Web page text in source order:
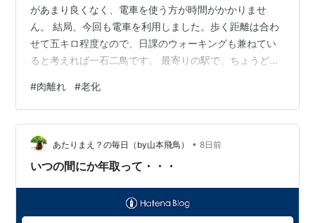
があまり良くなく、電車を使う方が時間がかかりませ
ん。 結局、今回も電車を利用しました。歩く距離は合わ
せて五キロ程度なので、日課のウォーキングも兼ねてい
ると考えれば一石二鳥です。 最寄りの駅で、ちょうど電
階段を駆け上がり駆け下りて、目の前の車両に飛び乗り
ました。最近はあまり走ったりしませんが、こんな時に
咄嗟にダッシュしても息苦しくならない自分に内心にん
まりしてしまいました。 ところが、その夜、左の太もも
の前面に違和感を覚えました。軽い筋肉痛のような感じ
#肉離れ #老化
あたりまえ？の毎日（by山本飛鳥） • 8日前
いつの間にか年取って・・・